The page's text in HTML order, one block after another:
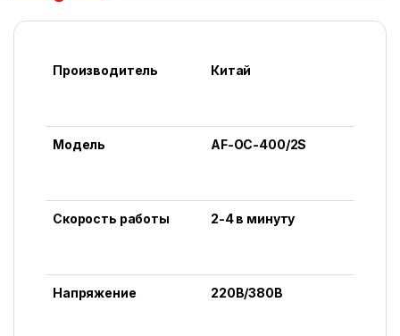
Производитель Китай
Модель AF-OC-400/2S
Скорость работы 2-4 в минуту
Напряжение 220В/380В